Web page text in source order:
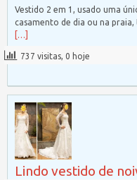
Vestido 2 em 1, usado uma
casamento de dia ou na
[…]
737 visitas, 0 hoje
Lindo vestido de